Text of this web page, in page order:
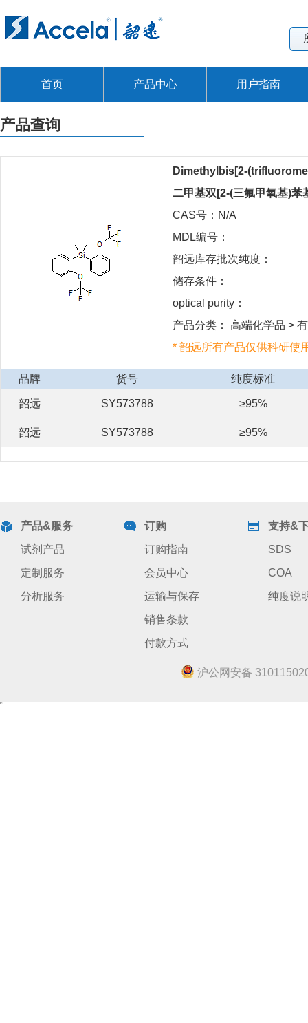
首页 产品中心 用户指南
产品查询
Dimethylbis[2-
二甲基双[2-(三氟甲氧基)苯
CAS号：N/A
MDL编号：
韶远库存批次纯度：
储存条件：
optical purity：
产品分类： 高端化学品 >
* 韶远所有产品仅供科研使
品牌 货号 纯度标准
韶远 SY573788 ≥95%
韶远 SY573788 ≥95%
产品&服务
试剂产品
定制服务
分析服务
订购
订购指南
会员中心
运输与保存
销售条款
付款方式
支持&
SDS
COA
纯度说
沪公网安备